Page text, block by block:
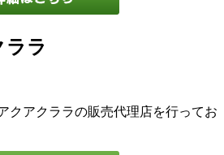
ララ
クアクララの販売代理店を行ってお